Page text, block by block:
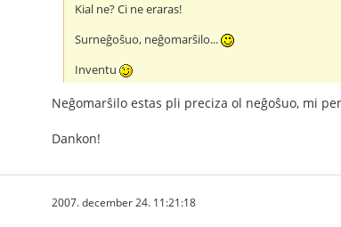
Kial ne? Ci ne eraras!
Surneĝoŝuo, neĝomarŝilo...
Inventu
Neĝomarŝilo estas pli preciza ol neĝoŝuo, mi
Dankon!
2007. december 24. 11:21:18